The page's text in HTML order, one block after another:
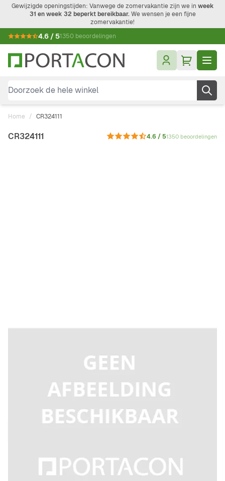
Ga naar de inhoud
Gewijzigde openingstijden: Vanwege de zomervakantie zijn we in week
31 en week 32 beperkt bereikbaar.We wensen je een fijne
zomervakantie!
4.6 / 51350 beoordelingen
Doorzoek de hele winkel
Home / CR324111
CR324111 4.6 / 51350 beoordelingen
Incl. BTW
€ 26.907,98
Offerte aanvragen
Wanneer een offerte aanvragen?